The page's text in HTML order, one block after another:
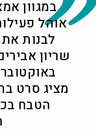
במגוון
אוהל
לבנות
מציג סרט
הטבח